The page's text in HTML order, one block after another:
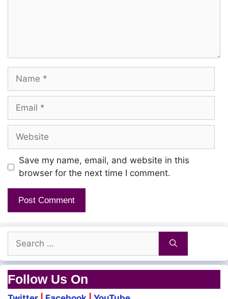
Pachapulla Naanadi…
Aathadi Pathene
Kaathaaga Karanjene…
Kaathaadi Vaalaga…
Un Pinnaala Paranthene…
Heartukkulla Fastu Beatu Ketten…
Ippo Unna Paathen…
Tharamana Melody Songa Aanen…
Kannu Munnathaan
Name
Email
Website
Save my name, email, and website in this
browser for the next time I comment.
Search
for:
Follow Us On